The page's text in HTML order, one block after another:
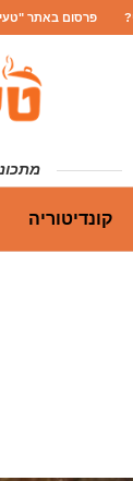
פרסום באתר
קונדיטוריה